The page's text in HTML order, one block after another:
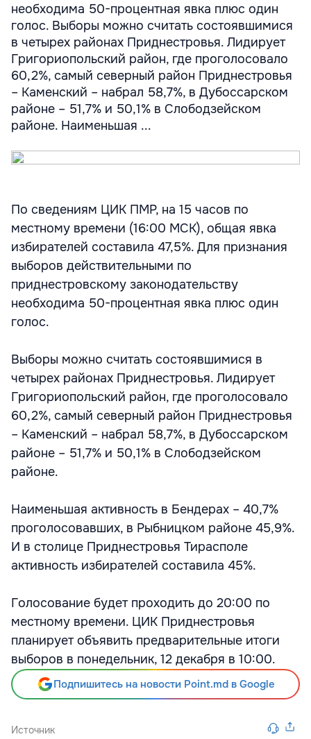
необходима 50-процентная явка плюс один
голос. Выборы можно считать состоявшимися
в четырех районах Приднестровья. Лидирует
Григориопольский район, где проголосовало
60,2%, самый северный район Приднестровья
– Каменский – набрал 58,7%, в Дубоссарском
районе – 51,7% и 50,1% в Слободзейском
районе. Наименьшая ...
По сведениям ЦИК ПМР, на 15 часов по
местному времени (16:00 МСК), общая явка
избирателей составила 47,5%. Для признания
выборов действительными по
приднестровскому законодательству
необходима 50-процентная явка плюс один
голос.
Выборы можно считать состоявшимися в
четырех районах Приднестровья. Лидирует
Григориопольский район, где проголосовало
60,2%, самый северный район Приднестровья
– Каменский – набрал 58,7%, в Дубоссарском
районе – 51,7% и 50,1% в Слободзейском
районе.
Наименьшая активность в Бендерах – 40,7%
проголосовавших, в Рыбницком районе 45,9%.
И в столице Приднестровья Тирасполе
активность избирателей составила 45%.
Голосование будет проходить до 20:00 по
местному времени. ЦИК Приднестровья
планирует объявить предварительные итоги
выборов в понедельник, 12 декабря в 10:00.
Подпишитесь на новости Point.md в Google
Источник